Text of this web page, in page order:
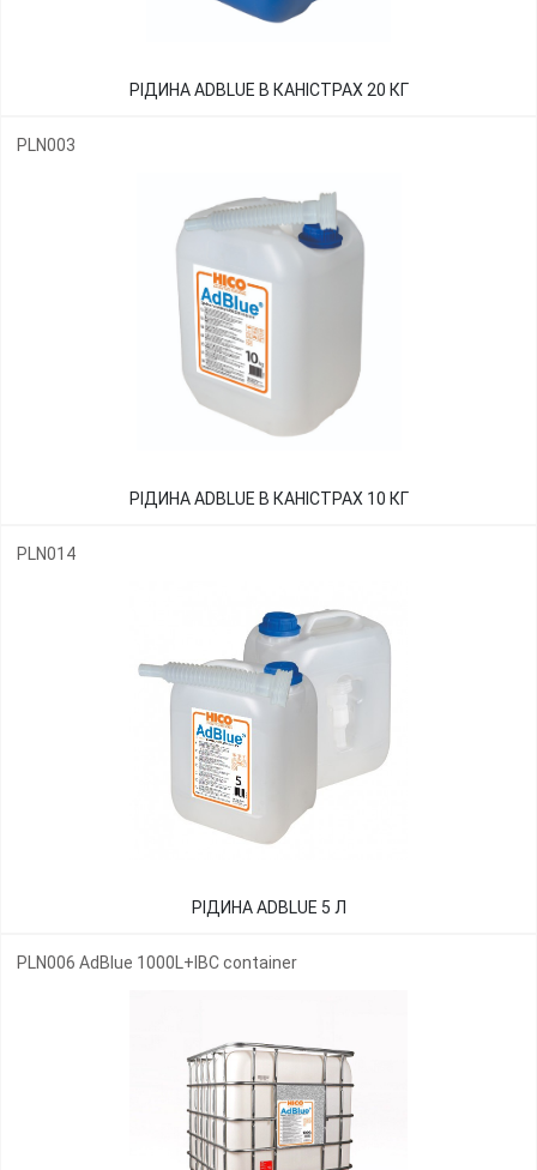
РІДИНА ADBLUE В КАНІСТРАХ 20 КГ
PLN003
РІДИНА ADBLUE В КАНІСТРАХ 10 КГ
PLN014
РІДИНА ADBLUE 5 Л
PLN006 AdBlue 1000L+IBC container